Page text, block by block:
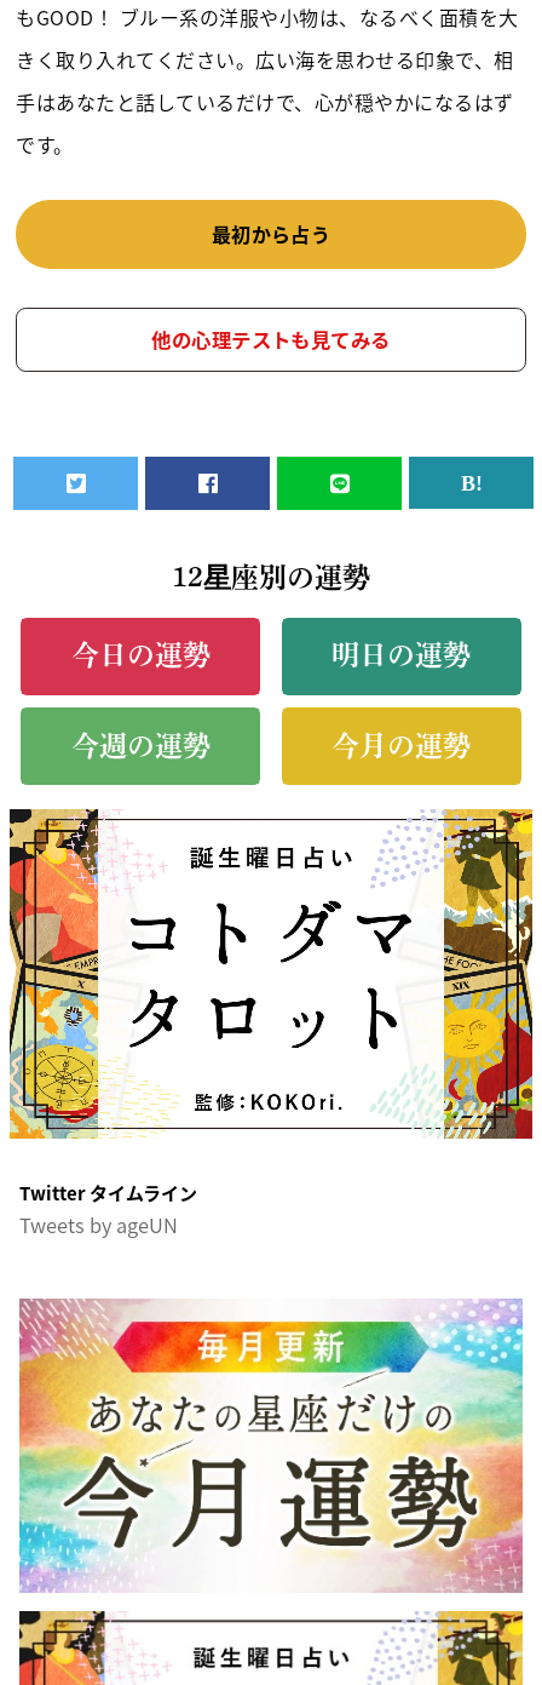
もGOOD！ ブルー系の洋服や小物は、なるべく面積を大
きく取り入れてください。広い海を思わせる印象で、相
手はあなたと話しているだけで、心が穏やかになるはず
です。
最初から占う
他の心理テストも見てみる
12星座別の運勢
今日の運勢 明日の運勢
今週の運勢 今月の運勢
Twitter タイムライン
Tweets by ageUN